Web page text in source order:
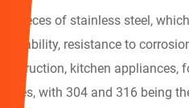
pieces of stainless steel,
durability, resistance to
kitchen appliances,
with 304 and 316